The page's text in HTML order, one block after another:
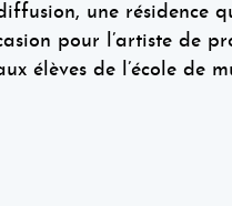
une résidence
pour l’artiste de
élèves de l’école de